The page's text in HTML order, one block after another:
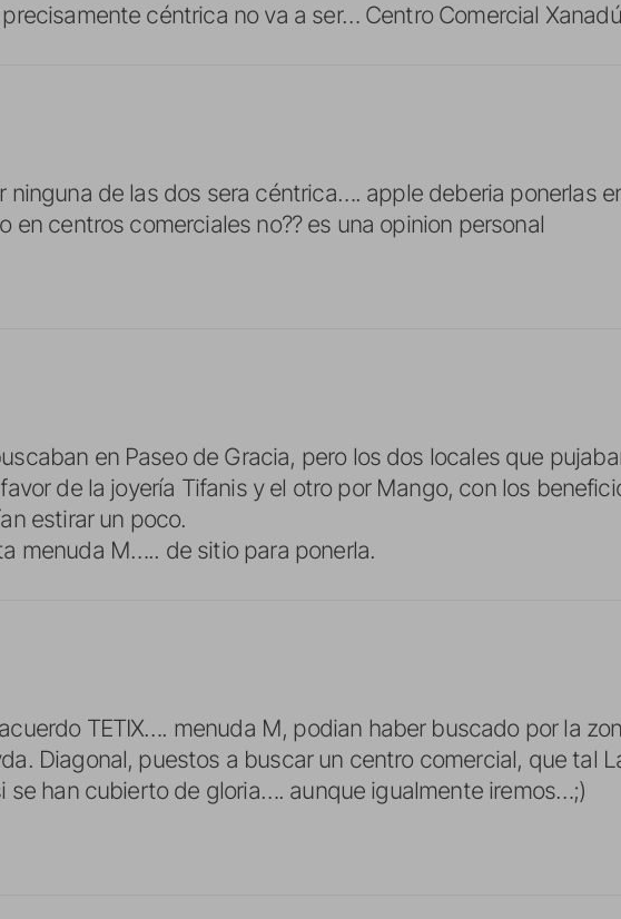
céntrica no va a ser… Centro Comercial Xanadú
ninguna de las dos sera céntrica…. apple deberia ponerlas
en centros comerciales no?? es una opinion personal
en Paseo de Gracia, pero los dos locales que
de la joyería Tifanis y el otro por Mango, con los
estirar un poco.
menuda M….. de sitio para ponerla.
TETIX…. menuda M, podian haber buscado por la
Diagonal, puestos a buscar un centro comercial, que tal
se han cubierto de gloria…. aunque igualmente iremos…;)